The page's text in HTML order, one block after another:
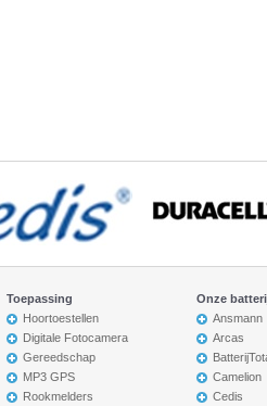
Toepassing
Hoortoestellen
Digitale Fotocamera
Gereedschap
MP3 GPS
Rookmelders
Onze
Ansmann
Arcas
Camelion
Cedis